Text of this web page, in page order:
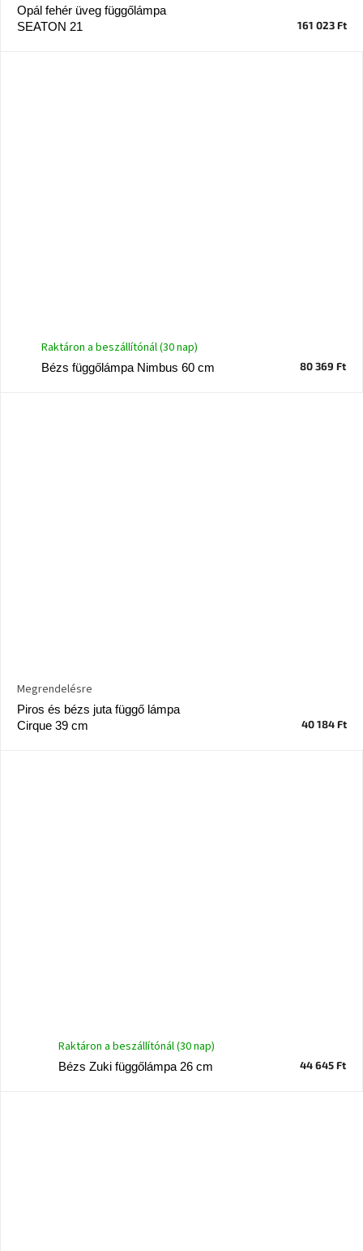
Opál fehér üveg függőlámpa
SEATON 21
161 023 Ft
Bézs függőlámpa Nimbus 60 cm
Raktáron a beszállítónál (30 nap)
80 369 Ft
Piros és bézs juta függő lámpa
Cirque 39 cm
Megrendelésre
40 184 Ft
Bézs Zuki függőlámpa 26 cm
Raktáron a beszállítónál (30 nap)
44 645 Ft